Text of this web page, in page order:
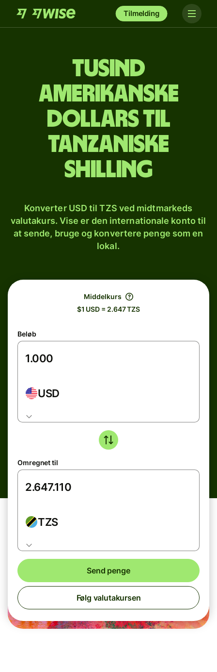
Tilmelding
tusind
amerikanske
dollars til
tanzaniske
shilling
Konverter USD til TZS ved midtmarkeds
valutakurs. Vise er den internationale konto til
at sende, bruge og konvertere penge som en
lokal.
Middelkurs
$1 USD = 2.647 TZS
Beløb
USD
Omregnet til
TZS
Send penge
Følg valutakursen